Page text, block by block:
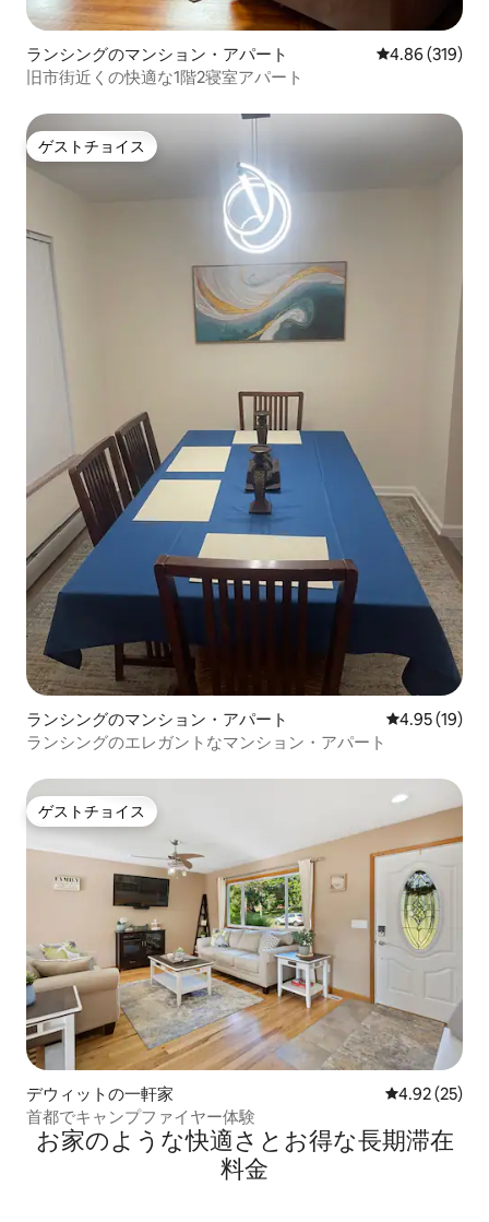
ランシングのマンション・アパート レビュー319
4.86 (319)
旧市街近くの快適な1階2寝室アパート
ゲストチョイス
ゲストチョイス
ランシングのマンション・アパート レビュー19
4.95 (19)
ランシングのエレガントなマンション・アパート
ゲストチョイス
ゲストチョイス
デウィットの一軒家 レビュー25
4.92 (25)
首都でキャンプファイヤー体験
お家のような快⁠適⁠さ⁠とお⁠得⁠な長⁠期⁠滞⁠在
料⁠金